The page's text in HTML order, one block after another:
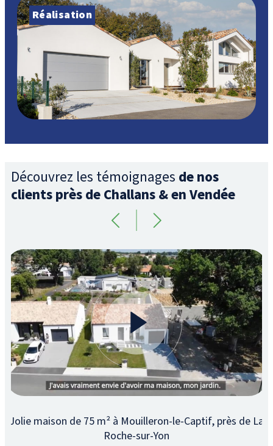
Réalisation
Découvrez les témoignages de nos
clients près de Challans & en Vendée
YouTube est désactivé. Autoriser
Jolie maison de 75 m² à Mouilleron-le-Captif, près de La
Roche-sur-Yon